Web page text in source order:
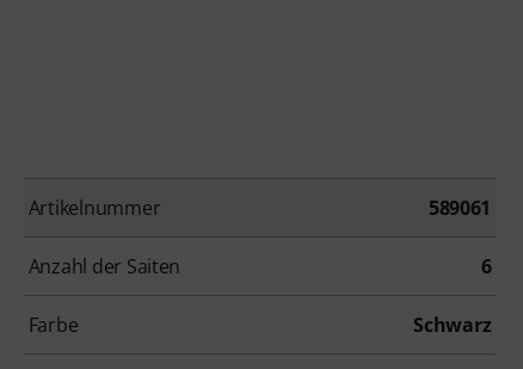
Artikelnummer 589061
Anzahl der Saiten 6
Farbe Schwarz